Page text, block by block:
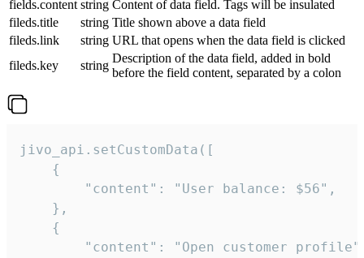
fields.content string Content of data field. Tags will be insulated
fileds.title
string Title shown above a data field
fileds.link
string URL that opens when the data field is clicked
fileds.key
string
Description of the data field, added in bold
before the field content, separated by a colon
jivo_api.setCustomData([
    {
        "content": "User balance: $56",
    },
    {
"content": "Open customer